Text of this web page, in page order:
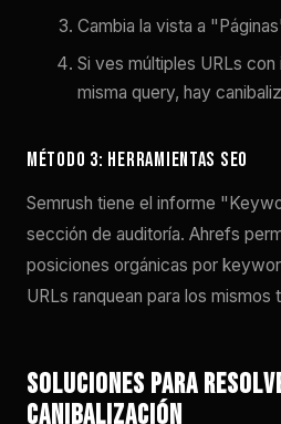
Cambia la vista a
Si ves múltiples URLs con
misma query, hay
Método 3: Herramientas SEO
Semrush tiene el informe
sección de auditoría. Ahrefs
posiciones orgánicas por
URLs ranquean para los mismos
Soluciones para
canibalización